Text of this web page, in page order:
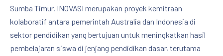
Sumba Timur. INOVASI merupakan proyek kemitraan
kolaboratif antara pemerintah Australia dan Indonesia di
sektor pendidikan yang bertujuan untuk meningkatkan hasil
pembelajaran siswa di jenjang pendidikan dasar, terutama